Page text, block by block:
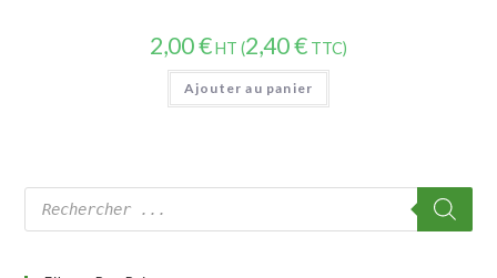
2,00€HT (2,40€ TTC)
Ajouter au panier